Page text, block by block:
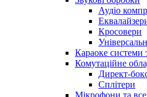
Аудіо
Кросовери
Караоке системи
Комутаційне
Директ-
Сплітери
Мікрофони та